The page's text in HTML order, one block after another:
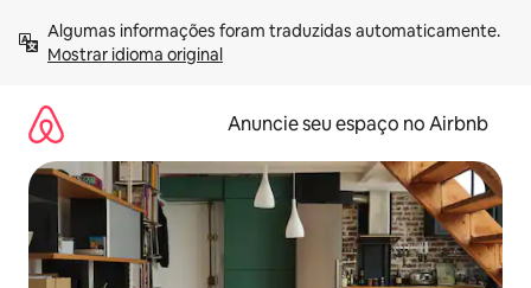
para
Mostrar idioma original
Anuncie seu espaço no Airbnb